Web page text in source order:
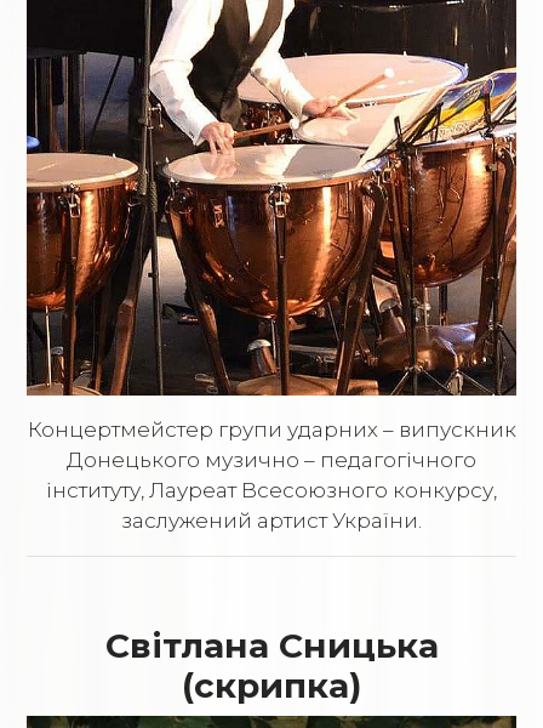
Концертмейстер групи ударних – випускник
Донецького музично – педагогічного
інституту, Лауреат Всесоюзного конкурсу,
заслужений артист України.
Світлана Сницька
(скрипка)